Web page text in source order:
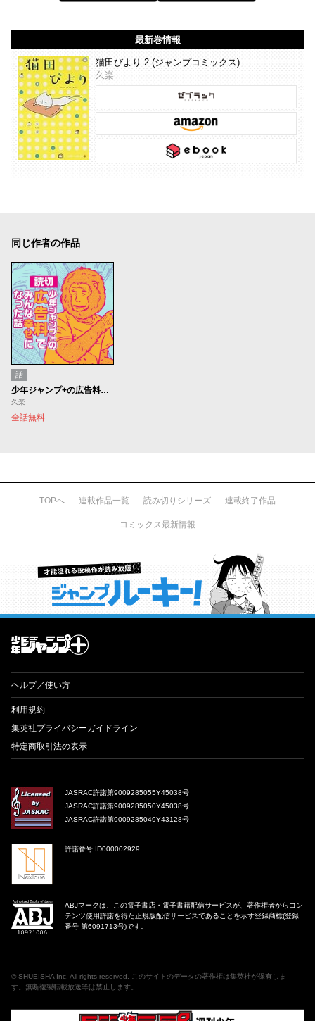
最新巻情報
猫田びより 2 (ジャンプコミックス)
久楽
同じ作者の作品
話
少年ジャンプ+の広告料でみんな幸せになった話
久楽
全話無料
TOPへ 連載作品一覧 読み切りシリーズ 連載終了作品
コミックス最新情報
才能溢れる投稿作が読み放題！ ジャンプルーキー！
ヘルプ／使い方
利用規約
集英社プライバシーガイドライン
特定商取引法の表示
JASRAC許諾第9009285055Y45038号
JASRAC許諾第9009285050Y45038号
JASRAC許諾第9009285049Y43128号
許諾番号 ID000002929
ABJマークは、この電子書店・電子書籍配信サービスが、著作権者からコン
テンツ使用許諾を得た正規版配信サービスであることを示す登録商標(登録
番号 第6091713号)です。
© SHUEISHA Inc . All rights reserved. このサイトのデータの著作権は集英社が保有しま
す。無断複製転載放送等は禁止します。